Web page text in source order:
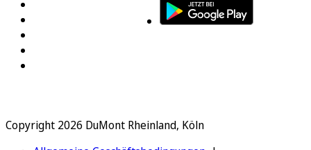
Copyright 2026 DuMont Rheinland, Köln